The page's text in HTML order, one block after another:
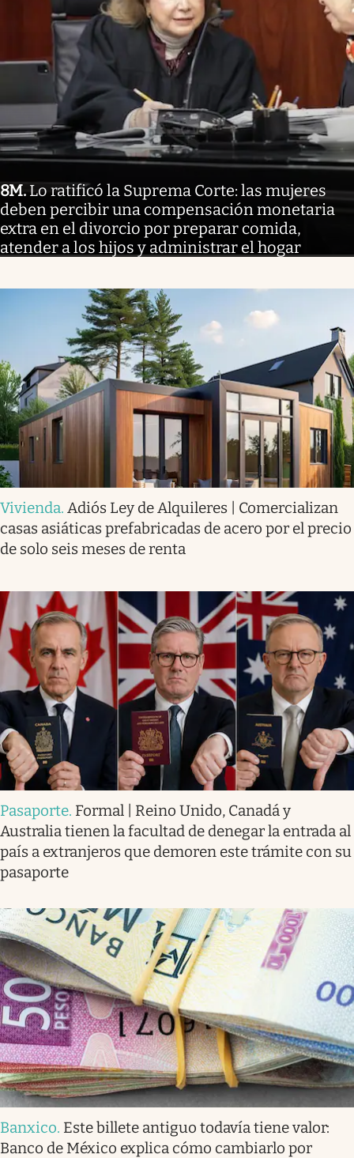
8M. Lo ratificó la Suprema Corte: las mujeres
deben percibir una compensación monetaria
extra en el divorcio por preparar comida,
atender a los hijos y administrar el hogar
Vivienda. Adiós Ley de Alquileres | Comercializan
casas asiáticas prefabricadas de acero por el precio
de solo seis meses de renta
Pasaporte. Formal | Reino Unido, Canadá y
Australia tienen la facultad de denegar la entrada al
país a extranjeros que demoren este trámite con su
pasaporte
Banxico. Este billete antiguo todavía tiene valor:
Banco de México explica cómo cambiarlo por